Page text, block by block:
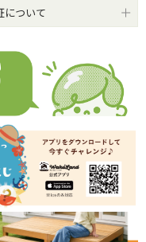
について